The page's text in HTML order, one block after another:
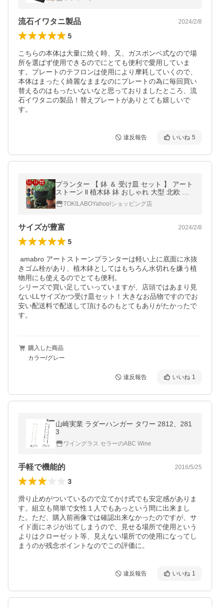
AP 屋外
流石イワタニ製品 2024/2/8
5
こちらの本体は大量に焼く時、又、ガスボンベ式なので場
所を選ばず使用できるのでにとても便利で愛用していま
す。プレートのテフロンは使用により摩耗していくので、
本体はまったく綺麗なままなのにプレートの為に毎回買い
替えるのはもったいないなと思っておりましたところ、流
石イワタニの製品！替えプレートがありとても嬉しいで
す。
違反報告 いいね 5
プランター 【 鉢 ＆ 受け皿 セット 】 アート
ストーン ll 植木鉢 鉢 おしゃれ 大型 北欧 花
観葉植物 軽い art stone アマブロ amabro
TOKILABOYahoo!ショッピング店
サイズが豊富 2024/2/8
5
きゴム栓があり、植木鉢としてはもちろん水切れを嫌う植
物用にも使えるのでとても便利。
シリーズで買い足していっていますが、店頭ではあまり見
ないLLサイズかつ受け皿セット！大きなお品物ですのでお
安い配送料で配送して頂けるのもとてもありがたかったで
す。
購入した商品
カラー/グレー
違反報告 いいね 1
山崎実業 ラダーハンガー タワー 2812、281
3
ワイングラス セラーのABC Wine
手軽で機能的 2016/5/25
3
滑り止めがついているので立てかけ式でも安定感がありま
す。組立も簡単で女性１人でもあっという間に出来まし
た。ただ、購入前画像では確認出来なかったのですが、サ
イド面にネジが出てしまうので、見せる場所で使用という
よりはクローゼット等、見えない場所での使用になってし
まうのが残念ポイントなのでこの評価に。
違反報告 いいね 1